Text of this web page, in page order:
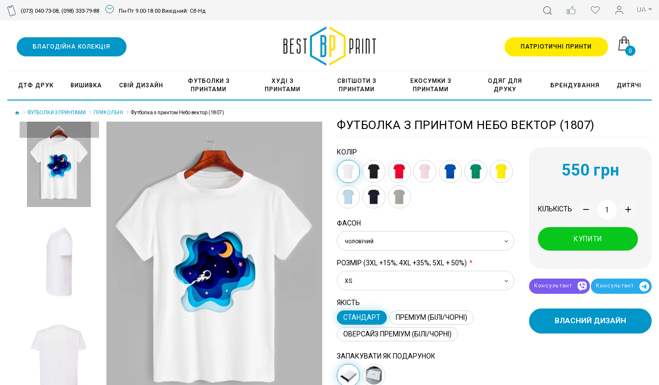
(073) 040-73-08; (098) 333-79-88 Пн-Пт 9.00-18.00 Вихідний: Сб-Нд
0
БЛАГОДІЙНА КОЛЕКЦІЯ
ДТФ ДРУК ВИШИВКА СВІЙ ДИЗАЙН
ФУТБОЛКИ З
ПРИНТАМИ
ХУДІ З
ПРИНТАМИ
СВІТШОТИ З
ПРИНТАМИ
ЕКОСУМКИ З
ПРИНТАМИ
ОДЯГ ДЛЯ
ДРУКУ
БРЕНДУВАННЯ ДИТЯЧІ
ПАТРІОТИЧНІ ПРИНТИ
ФУТБОЛКИ З ПРИНТАМИ ПРИКОЛЬНІ Футболка з принтом Небо вектор (1807)
ФУТБОЛКА З ПРИНТОМ НЕБО ВЕКТОР (1807)
КОЛІР
ФАСОН
чоловічий
РОЗМІР (3XL +15%; 4XL +35%; 5XL + 50%)
XS
ЯКІСТЬ
СТАНДАРТ
ПРЕМІУМ (БІЛІ/ЧОРНІ)
ОВЕРСАЙЗ ПРЕМІУМ (БІЛІ/ЧОРНІ)
ЗАПАКУВАТИ ЯК ПОДАРУНОК
550 грн
КІЛЬКІСТЬ
КУПИТИ
Консультант Консультант
ВЛАСНИЙ ДИЗАЙН